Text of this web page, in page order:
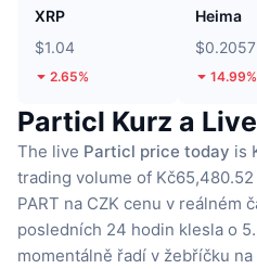
XRP
$1.04
2.65%
Heima
$0.2057
14.99%
Particl Kurz a
The live Particl price today is
trading volume of Kč65,480.52
PART na CZK cenu v reálném
posledních 24 hodin klesla o
momentálně řadí v žebříčku